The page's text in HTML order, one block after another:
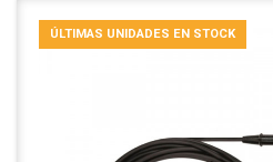
ÚLTIMAS UNIDADES EN STOCK